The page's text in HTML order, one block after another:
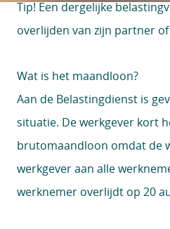
Tip!Een dergelijke
overlijden van zijn partner
Wat is het maandloon?
Aan de Belastingdienst is
situatie. De werkgever kort
brutomaandloon omdat de
werkgever aan alle
werknemer overlijdt op 20